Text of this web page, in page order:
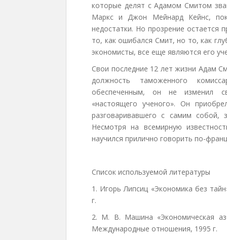
которые делят с Адамом Смитом
Маркс и Джон Мейнард Кейнс,
недостатки. Но прозрение остается
то, как ошибался Смит, но то, как
экономисты, все еще являются его
Свои последние 12 лет жизни Адам
должность таможенного
обеспеченным, он не изменил
«настоящего ученого». Он
разговаривавшего с самим
Несмотря на всемирную
научился прилично говорить по-
Список используемой литературы
1. Игорь Липсиц «Экономика без
г.
2. М. В. Машина
Международные отношения, 1995 г.